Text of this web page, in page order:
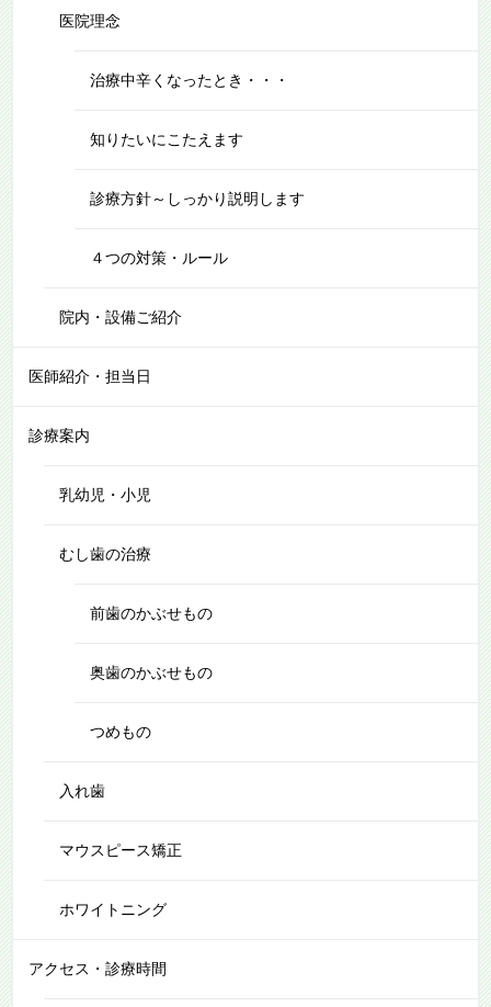
医院理念
治療中辛くなったとき・・・
知りたいにこたえます
診療方針～しっかり説明します
４つの対策・ルール
院内・設備ご紹介
医師紹介・担当日
診療案内
乳幼児・小児
むし歯の治療
前歯のかぶせもの
奥歯のかぶせもの
つめもの
入れ歯
マウスピース矯正
ホワイトニング
アクセス・診療時間